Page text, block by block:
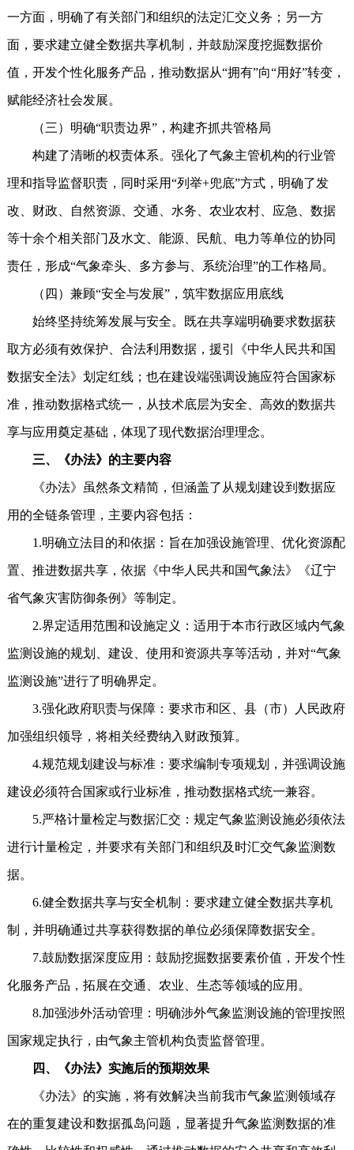
一方面，明确了有关部门和组织的法定汇交义务；另一方
面，要求建立健全数据共享机制，并鼓励深度挖掘数据价
值，开发个性化服务产品，推动数据从“拥有”向“用好”转变，
赋能经济社会发展。
（三）明确“职责边界”，构建齐抓共管格局
构建了清晰的权责体系。强化了气象主管机构的行业管
理和指导监督职责，同时采用“列举+兜底”方式，明确了发
改、财政、自然资源、交通、水务、农业农村、应急、数据
等十余个相关部门及水文、能源、民航、电力等单位的协同
责任，形成“气象牵头、多方参与、系统治理”的工作格局。
（四）兼顾“安全与发展”，筑牢数据应用底线
始终坚持统筹发展与安全。既在共享端明确要求数据获
取方必须有效保护、合法利用数据，援引《中华人民共和国
数据安全法》划定红线；也在建设端强调设施应符合国家标
准，推动数据格式统一，从技术底层为安全、高效的数据共
享与应用奠定基础，体现了现代数据治理理念。
三、《办法》的主要内容
《办法》虽然条文精简，但涵盖了从规划建设到数据应
用的全链条管理，主要内容包括：
1.明确立法目的和依据：旨在加强设施管理、优化资源配
置、推进数据共享，依据《中华人民共和国气象法》《辽宁
省气象灾害防御条例》等制定。
2.界定适用范围和设施定义：适用于本市行政区域内气象
监测设施的规划、建设、使用和资源共享等活动，并对“气象
监测设施”进行了明确界定。
3.强化政府职责与保障：要求市和区、县（市）人民政府
加强组织领导，将相关经费纳入财政预算。
4.规范规划建设与标准：要求编制专项规划，并强调设施
建设必须符合国家或行业标准，推动数据格式统一兼容。
5.严格计量检定与数据汇交：规定气象监测设施必须依法
进行计量检定，并要求有关部门和组织及时汇交气象监测数
据。
6.健全数据共享与安全机制：要求建立健全数据共享机
制，并明确通过共享获得数据的单位必须保障数据安全。
7.鼓励数据深度应用：鼓励挖掘数据要素价值，开发个性
化服务产品，拓展在交通、农业、生态等领域的应用。
8.加强涉外活动管理：明确涉外气象监测设施的管理按照
国家规定执行，由气象主管机构负责监督管理。
四、《办法》实施后的预期效果
《办法》的实施，将有效解决当前我市气象监测领域存
在的重复建设和数据孤岛问题，显著提升气象监测数据的准